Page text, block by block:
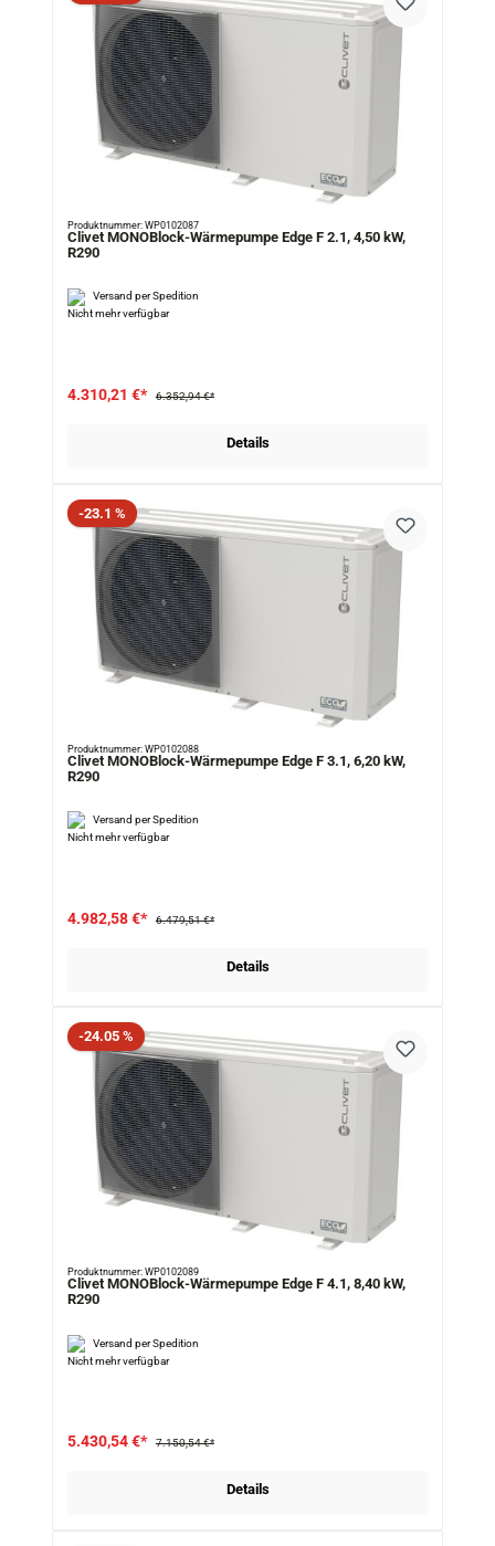
Produktnummer: WP0102087
Clivet MONOBlock-Wärmepumpe Edge F 2.1, 4,50 kW,
R290
Versand per Spedition
Nicht mehr verfügbar
4.310,21 €* 6.352,94 €*
Details
Rabatt
-23.1 %
Produktnummer: WP0102088
Clivet MONOBlock-Wärmepumpe Edge F 3.1, 6,20 kW,
R290
Versand per Spedition
Nicht mehr verfügbar
4.982,58 €* 6.479,51 €*
Details
Rabatt
-24.05 %
Produktnummer: WP0102089
Clivet MONOBlock-Wärmepumpe Edge F 4.1, 8,40 kW,
R290
Versand per Spedition
Nicht mehr verfügbar
5.430,54 €* 7.150,54 €*
Details